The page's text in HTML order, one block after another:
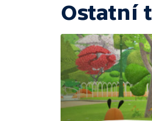
Ostatní